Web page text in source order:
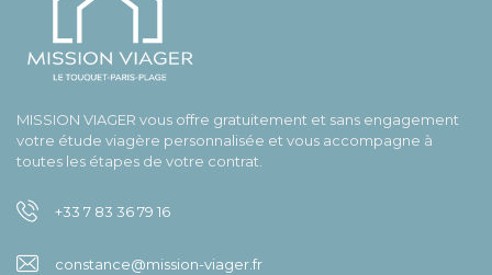
MISSION VIAGER vous offre gratuitement et sans engagement
votre étude viagère personnalisée et vous accompagne à
toutes les étapes de votre contrat.
+33 7 83 36 79 16
constance@mission-viager.fr